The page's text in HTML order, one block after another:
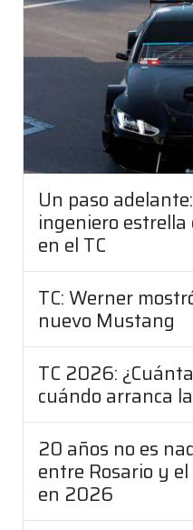
Un paso
ingeniero
en el TC
TC: Werner
nuevo Mustang
TC 2026:
cuándo arranca
20 años no es
entre Rosario y
en 2026